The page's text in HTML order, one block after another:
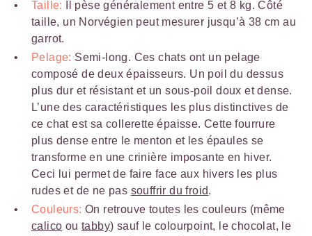
Taille:
Il pèse généralement entre 5 et 8 kg. Côté
taille, un Norvégien peut mesurer jusqu’à 38 cm au
garrot.
Pelage: Semi-long. Ces chats ont un pelage
composé de deux épaisseurs. Un poil du dessus
plus dur et résistant et un sous-poil doux et dense.
L’une des caractéristiques les plus distinctives de
ce chat est sa collerette épaisse. Cette fourrure
plus dense entre le menton et les épaules se
transforme en une crinière imposante en hiver.
Ceci lui permet de faire face aux hivers les plus
rudes et de ne pas souffrir du froid.
Couleurs: On retrouve toutes les couleurs (même
calico outabby) sauf le colourpoint, le chocolat, le